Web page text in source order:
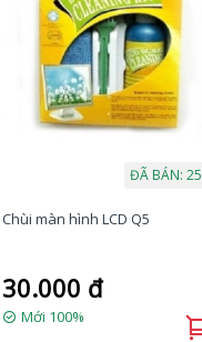
ĐÃ BÁN: 25
Chùi màn hình LCD Q5
30.000 đ
Mới 100%